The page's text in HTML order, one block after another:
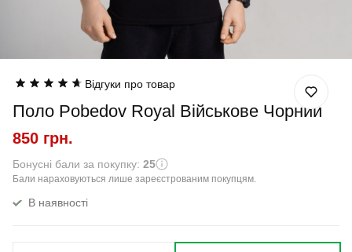
Відгуки про товар
Поло Pobedov Royal Військове Чорний
850 грн.
Бонусні бали за покупку: 25
Бали нараховуються лише зареєстрованим покупцям.
В наявності